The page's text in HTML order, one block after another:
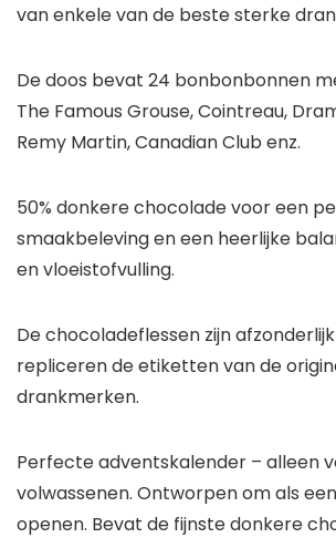
van enkele van de beste sterke
De doos bevat 24 bonbonbonnen
The Famous Grouse, Cointreau,
Remy Martin, Canadian Club enz.
50% donkere chocolade voor een
smaakbeleving en een heerlijke
en vloeistofvulling.
De chocoladeflessen zijn
repliceren de etiketten van de
drankmerken.
Perfecte adventskalender – alleen
volwassenen. Ontworpen om als
openen. Bevat de fijnste donkere